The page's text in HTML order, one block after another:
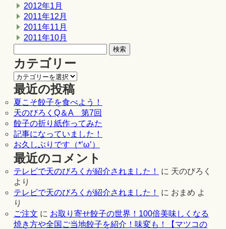
2012年1月
2011年12月
2011年11月
2011年10月
カテゴリー
最近の投稿
夏こそ餃子を食べよう！
天のびろくQ＆A 第7回
餃子の折り紙作ってみた
記事になっていました！
お久しぶりです（*’ω’）
最近のコメント
テレビで天のびろくが紹介されました！ に 天のびろく
より
テレビで天のびろくが紹介されました！
に おまめ よ
り
ご注文 に お取り寄せ餃子の世界！100倍美味しくなる
焼き方や全国ご当地餃子を紹介！味変も！【マツコの